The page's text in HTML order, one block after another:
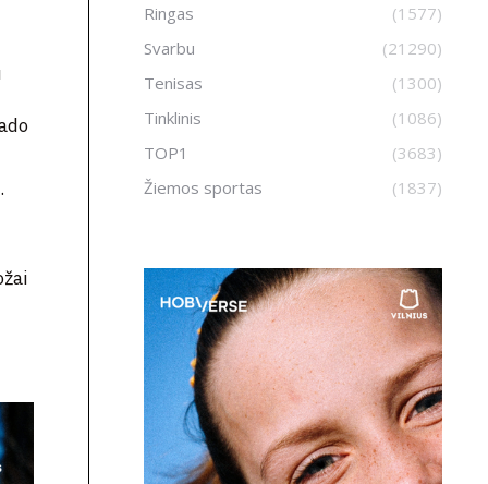
Ringas
(1577)
Svarbu
(21290)
Tenisas
(1300)
Tinklinis
(1086)
TOP1
(3683)
Žiemos sportas
(1837)